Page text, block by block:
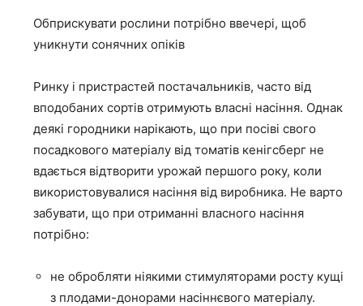
Обприскувати рослини потрібно ввечері, щоб
уникнути сонячних опіків
Ринку і пристрастей постачальників, часто від
вподобаних сортів отримують власні насіння. Однак
деякі городники нарікають, що при посіві свого
посадкового матеріалу від томатів кенігсберг не
вдається відтворити урожай першого року, коли
використовувалися насіння від виробника. Не варто
забувати, що при отриманні власного насіння
потрібно:
не обробляти ніякими стимуляторами росту кущі
з плодами-донорами насіннєвого матеріалу.